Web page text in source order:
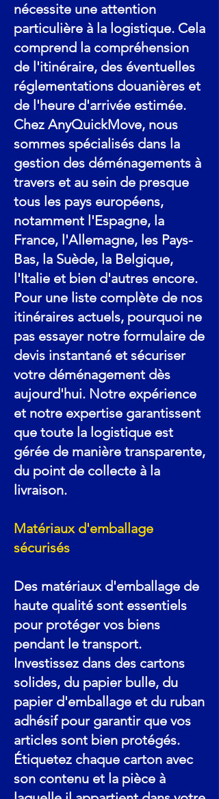
nécessite une attention
particulière à la logistique. Cela
comprend la compréhension
de l'itinéraire, des éventuelles
réglementations douanières et
de l'heure d'arrivée estimée.
Chez AnyQuickMove, nous
sommes spécialisés dans la
gestion des déménagements à
travers et au sein de presque
tous les pays européens,
notamment l'Espagne, la
France, l'Allemagne, les Pays-
Bas, la Suède, la Belgique,
l'Italie et bien d'autres encore.
Pour une liste complète de nos
itinéraires actuels, pourquoi ne
pas essayer notre formulaire de
devis instantané et sécuriser
votre déménagement dès
aujourd'hui. Notre expérience
et notre expertise garantissent
que toute la logistique est
gérée de manière transparente,
du point de collecte à la
livraison.
Matériaux d'emballage
sécurisés
Des matériaux d'emballage de
haute qualité sont essentiels
pour protéger vos biens
pendant le transport.
Investissez dans des cartons
solides, du papier bulle, du
papier d'emballage et du ruban
adhésif pour garantir que vos
articles sont bien protégés.
Étiquetez chaque carton avec
son contenu et la pièce à